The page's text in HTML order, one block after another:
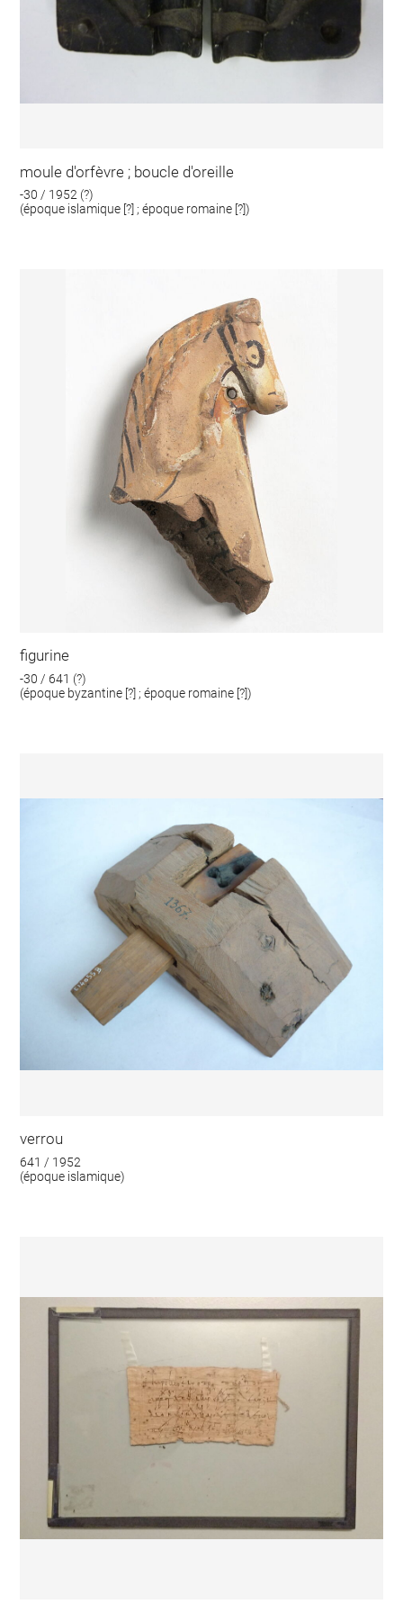
moule d'orfèvre ; boucle d'oreille
-30 / 1952 (?)
(époque islamique [?] ; époque romaine [?])
figurine
-30 / 641 (?)
(époque byzantine [?] ; époque romaine [?])
verrou
641 / 1952
(époque islamique)